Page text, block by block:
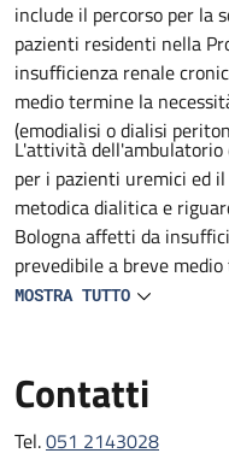
include il percorso per la
pazienti residenti nella
insufficienza renale
medio termine la
(emodialisi o dialisi
L'attività
per i pazienti uremici ed
metodica dialitica e
Bologna affetti da
prevedibile a breve
terapia sostitutiva
MOSTRA TUTTO
Contatti
Tel.051 2143028